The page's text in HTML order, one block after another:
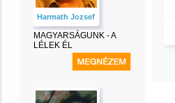
Harmath Jozsef
MAGYARSÁGUNK - A
LÉLEK ÉL